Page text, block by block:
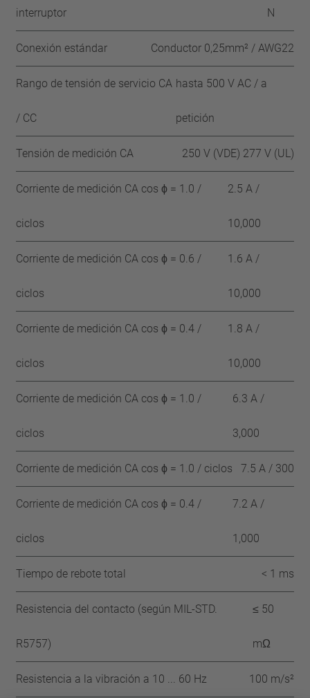
interruptor N
Conexión estándar Conductor 0,25mm² / AWG22
Rango de tensión de servicio CA
/ CC
hasta 500 V AC / a
petición
Tensión de medición CA 250 V (VDE) 277 V (UL)
Corriente de medición CA cos ϕ = 1.0 /
ciclos
2.5 A /
10,000
Corriente de medición CA cos ϕ = 0.6 /
ciclos
1.6 A /
10,000
Corriente de medición CA cos ϕ = 0.4 /
ciclos
1.8 A /
10,000
Corriente de medición CA cos ϕ = 1.0 /
ciclos
6.3 A /
3,000
Corriente de medición CA cos ϕ = 1.0 / ciclos 7.5 A / 300
Corriente de medición CA cos ϕ = 0.4 /
ciclos
7.2 A /
1,000
Tiempo de rebote total < 1 ms
Resistencia del contacto (según MIL-STD.
R5757)
≤ 50
mΩ
Resistencia a la vibración a 10 ... 60 Hz 100 m/s²